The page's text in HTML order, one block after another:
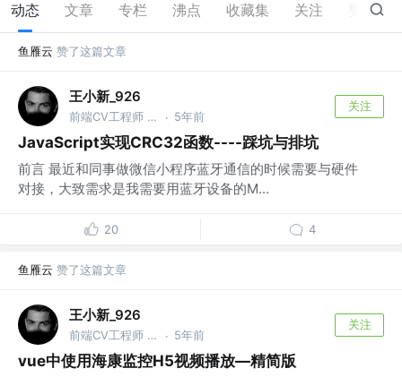
动态 文章 专栏 沸点 收藏集 关注 171
鱼雁云 赞了这篇文章
王小新_926
前端CV工程师 @TME · 5年前
关注
JavaScript实现CRC32函数----踩坑与排坑
前言 最近和同事做微信小程序蓝牙通信的时候需要与硬件
对接，大致需求是我需要用蓝牙设备的M...
20 4
鱼雁云 赞了这篇文章
王小新_926
前端CV工程师 @TME · 5年前
关注
vue中使用海康监控H5视频播放—精简版